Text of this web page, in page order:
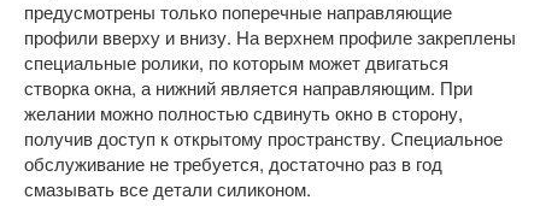
предусмотрены только поперечные направляющие
профили вверху и внизу. На верхнем профиле закреплены
специальные ролики, по которым может двигаться
створка окна, а нижний является направляющим. При
желании можно полностью сдвинуть окно в сторону,
получив доступ к открытому пространству. Специальное
обслуживание не требуется, достаточно раз в год
смазывать все детали силиконом.